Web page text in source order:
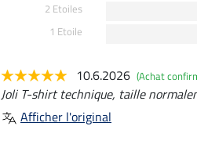
2 Etoiles
1 Etoile
10.6.2026 (Achat
Joli T-shirt technique, taille
Afficher l'original